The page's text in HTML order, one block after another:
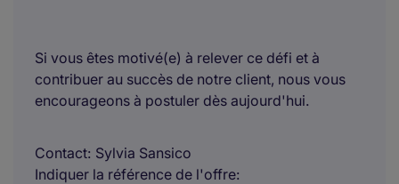
Si vous êtes motivé(e) à relever ce défi et à
contribuer au succès de notre client, nous vous
encourageons à postuler dès aujourd'hui.
Contact Sylvia Sansico
Indiquer la référence de l'offre